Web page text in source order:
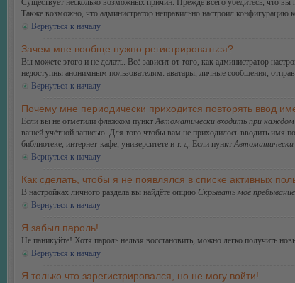
Существует несколько возможных причин. Прежде всего убедитесь, что
Также возможно, что администратор неправильно настроил конфигурацию
Вернуться к началу
Зачем мне вообще нужно регистрироваться?
Вы можете этого и не делать. Всё зависит от того, как администратор
недоступны анонимным пользователям: аватары, личные сообщения,
Вернуться к началу
Почему мне периодически приходится повторять ввод
Если вы не отметили флажком пункт Автоматически входить при каждом
вашей учётной записью. Для того чтобы вам не приходилось вводить имя
библиотеке, интернет-кафе, университете и т. д. Если пункт
Вернуться к началу
Как сделать, чтобы я не появлялся в списке активных
В настройках личного раздела вы найдёте опцию Скрывать моё
Вернуться к началу
Я забыл пароль!
Не паникуйте! Хотя пароль нельзя восстановить, можно легко получить
Вернуться к началу
Я только что зарегистрировался, но не могу войти!